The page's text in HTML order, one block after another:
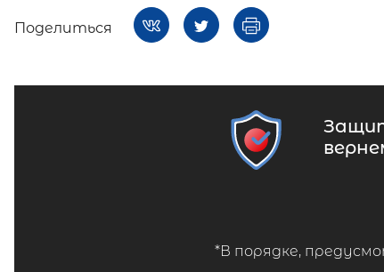
Поделиться
*В порядке,